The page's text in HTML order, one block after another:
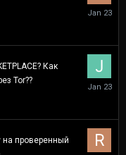
January
23
Как
Tor??
January
23
на проверенный